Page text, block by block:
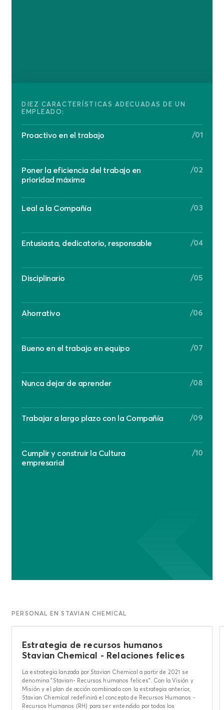
DIEZ CARACTERÍSTICAS ADECUADAS DE UN
EMPLEADO:
Proactivo en el trabajo /01
Poner la eficiencia del trabajo en
prioridad máxima
/02
Leal a la Compañía /03
Entusiasta, dedicatorio, responsable /04
Disciplinario /05
Ahorrativo /06
Bueno en el trabajo en equipo /07
Nunca dejar de aprender /08
Trabajar a largo plazo con la Compañía /09
Cumplir y construir la Cultura
empresarial
/10
PERSONAL EN STAVIAN CHEMICAL
Estrategia de recursos humanos
Stavian Chemical - Relaciones felices
La estrategia lanzada por Stavian Chemical a partir de 2021 se
denomina "Stavian- Recursos humanos felices". Con la Visión y
Misión y el plan de acción combinado con la estrategia anterior,
Stavian Chemical redefinirá el concepto de Recursos Humanos -
Recursos Humanos (RH) para ser entendido por todos los